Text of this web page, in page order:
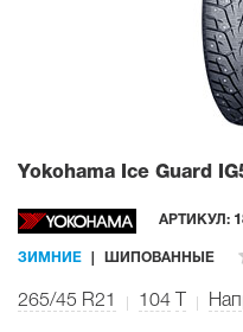
Yokohama Ice Guard
АРТИКУЛ:
ЗИМНИЕ ШИПОВАННЫЕ
265/45 R21 104